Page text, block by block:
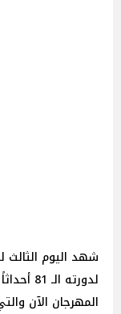
شهد اليوم الثالث
لدورته
المهرجان الآن والتي ستستمر